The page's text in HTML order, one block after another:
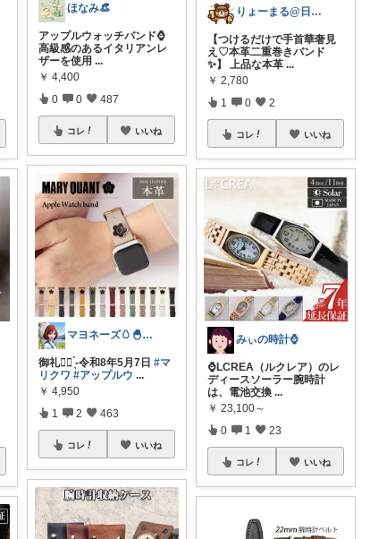
ほなみ👒
アップルウォッチバンド⌚️
高級感のあるイタリアンレ
ザーを使用 ...
￥ 4,400
0 0 487
コレ いいね
マヨネーズ🥚‪🐣✨️お礼はプロフで♪
御礼🙇‍♀️ ̖́-令和8年5月7日#マ
リクワ #アップルウ ...
￥ 4,950
1 2 463
コレ いいね
りょーまる@日用品×ファッション
【つけるだけで手首華奢見
え♡本革二重巻きバンド
✨】 上品な本革 ...
￥ 2,780
1 0 2
コレ いいね
みぃの時計⌚
⌚LCREA（ルクレア）のレ
ディースソーラー腕時計
は、電池交換 ...
￥ 23,100～
0 1 23
コレ いいね